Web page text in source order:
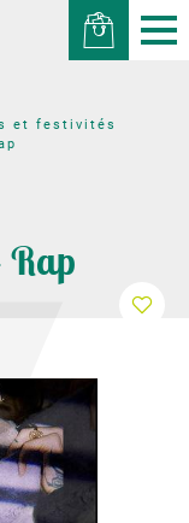
et festivités
Rap